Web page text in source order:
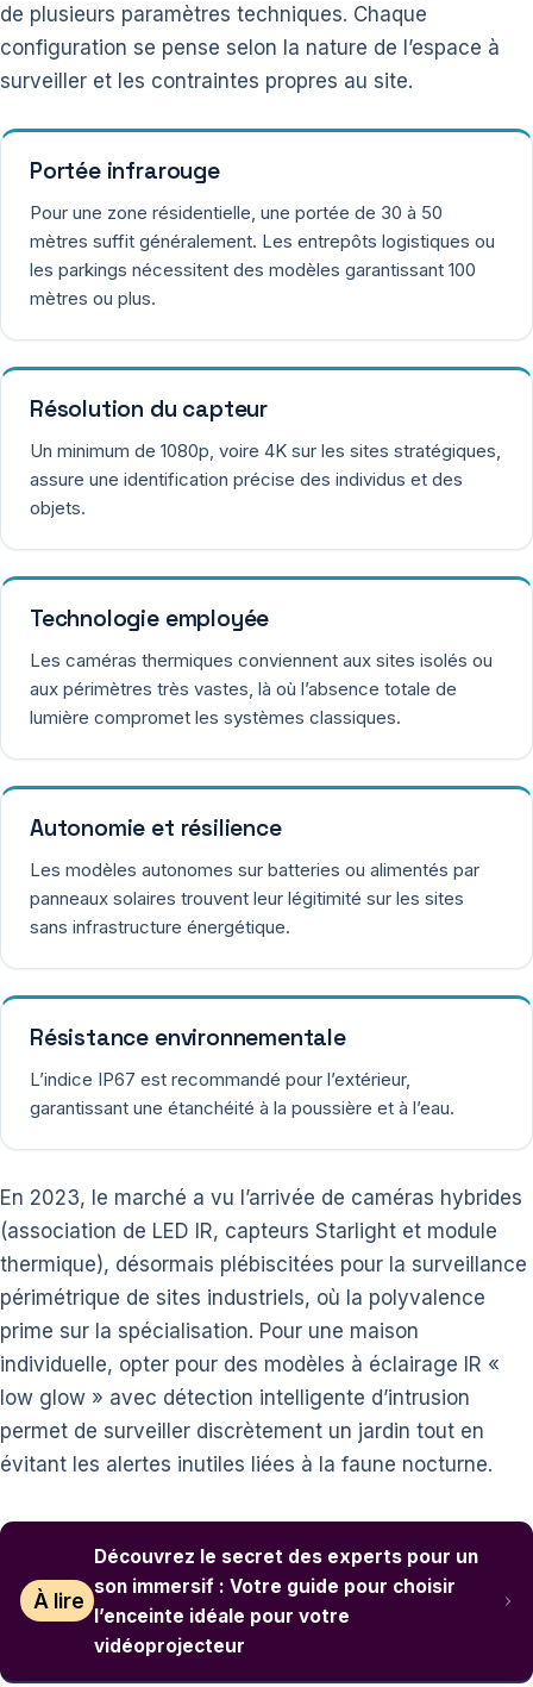
de plusieurs paramètres techniques. Chaque
configuration se pense selon la nature de l’espace à
surveiller et les contraintes propres au site.
Portée infrarouge
Pour une zone résidentielle, une portée de 30 à 50
mètres suffit généralement. Les entrepôts logistiques ou
les parkings nécessitent des modèles garantissant 100
mètres ou plus.
Résolution du capteur
Un minimum de 1080p, voire 4K sur les sites stratégiques,
assure une identification précise des individus et des
objets.
Technologie employée
Les caméras thermiques conviennent aux sites isolés ou
aux périmètres très vastes, là où l’absence totale de
lumière compromet les systèmes classiques.
Autonomie et résilience
Les modèles autonomes sur batteries ou alimentés par
panneaux solaires trouvent leur légitimité sur les sites
sans infrastructure énergétique.
Résistance environnementale
L’indice IP67 est recommandé pour l’extérieur,
garantissant une étanchéité à la poussière et à l’eau.
En 2023, le marché a vu l’arrivée de caméras hybrides
(association de LED IR, capteurs Starlight et module
thermique), désormais plébiscitées pour la surveillance
périmétrique de sites industriels, où la polyvalence
prime sur la spécialisation. Pour une maison
individuelle, opter pour des modèles à éclairage IR «
low glow » avec détection intelligente d’intrusion
permet de surveiller discrètement un jardin tout en
évitant les alertes inutiles liées à la faune nocturne.
À lire
Découvrez le secret des experts pour un
son immersif : Votre guide pour choisir
l’enceinte idéale pour votre
vidéoprojecteur